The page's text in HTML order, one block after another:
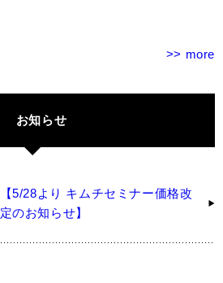
>> more
お知らせ
【5/28より キムチセミナー価格改
定のお知らせ】